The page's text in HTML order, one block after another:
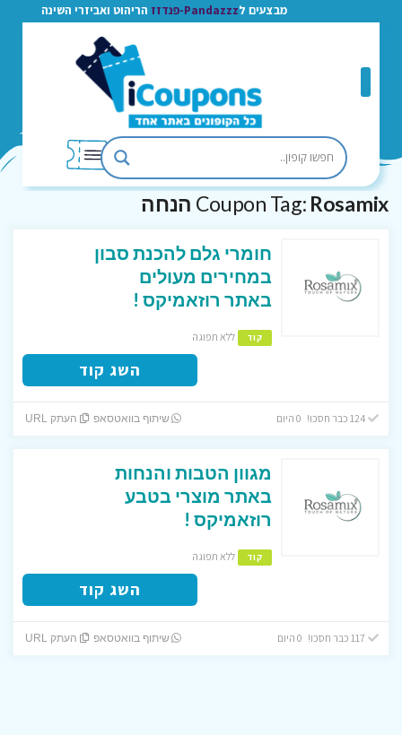
מבצעים לPandazzz-פנדזז הריהוט ואביזרי השינה
Coupon Tag: Rosamix הנחה
חומרי גלם להכנת סבון
במחירים מעולים
באתר רוזאמיקס !
קוד ללא תפוגה
השג קוד
124 כבר חסכו! 0 היום שיתוף בוואטסאפ העתק URL
מגוון הטבות והנחות
באתר מוצרי בטבע
רוזאמיקס !
קוד ללא תפוגה
השג קוד
שיתוף בוואטסאפ העתק URL